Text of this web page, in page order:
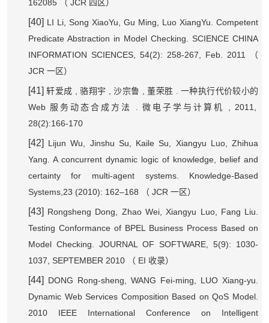
162085 （ JCR 四区）
[40] LI Li, Song XiaoYu, Gu Ming, Luo XiangYu. Competent
Predicate Abstraction in Model Checking. SCIENCE CHINA
INFORMATION SCIENCES, 54(2): 258-267, Feb. 2011
（
JCR 一区）
[41]轩爱成 ,骆翔宇 ,沙宗鲁 ,董荣胜 .一种执行代价较小的
Web 服务动态合成方法 .微电子学与计算机
, 2011,
28(2):166-170
[42] Lijun Wu, Jinshu Su, Kaile Su, Xiangyu Luo, Zhihua
Yang. A concurrent dynamic logic of knowledge, belief and
certainty for multi-agent systems. Knowledge-Based
Systems,23 (2010): 162–168
（ JCR 一区）
[43] Rongsheng Dong, Zhao Wei, Xiangyu Luo, Fang Liu.
Testing Conformance of BPEL Business Process Based on
Model Checking. JOURNAL OF SOFTWARE, 5(9): 1030-
1037, SEPTEMBER 2010
（ EI 收录）
[44] DONG Rong-sheng, WANG Fei-ming, LUO Xiang-yu.
Dynamic Web Services Composition Based on QoS Model.
2010 IEEE International Conference on Intelligent